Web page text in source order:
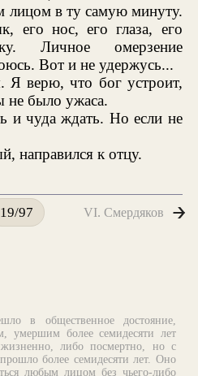
лицом в ту самую минуту.
его нос, его глаза, его
Личное омерзение
Вот и не удержусь...
верю, что бог устроит,
не было ужаса.
и чуда ждать. Но если не
направился к отцу.
19/97 VI. Смердяков
в общественное достояние,
умершим более семидесяти лет
либо посмертно, но с
более семидесяти лет. Оно
любым лицом без чьего-либо